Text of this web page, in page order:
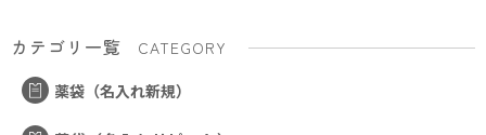
カテゴリ一覧
CATEGORY
薬袋（名入れ新規）